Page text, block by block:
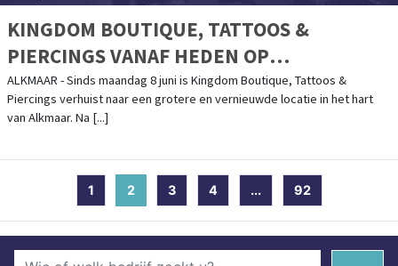
KINGDOM BOUTIQUE, TATTOOS &
PIERCINGS VANAF HEDEN OP
KANAALKADE
ALKMAAR - Sinds maandag 8 juni is Kingdom Boutique, Tattoos &
Piercings verhuist naar een grotere en vernieuwde locatie in het hart
van Alkmaar. Na [...]
1 2(current)
3 4 ... 92